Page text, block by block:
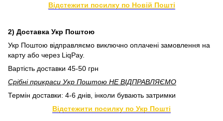
Відстежити посилку по Новій Пошті
2) Доставка Укр Поштою
Укр Поштою відправляємо виключно оплачені замовлення на
карту або через LiqPay.
Вартість доставки 45-50 грн
Срібні прикраси Укр Поштою НЕ ВІДПРАВЛЯЄМО
Термін доставки: 4-6 днів, інколи бувають затримки
Відстежити посилку по Укр Пошті